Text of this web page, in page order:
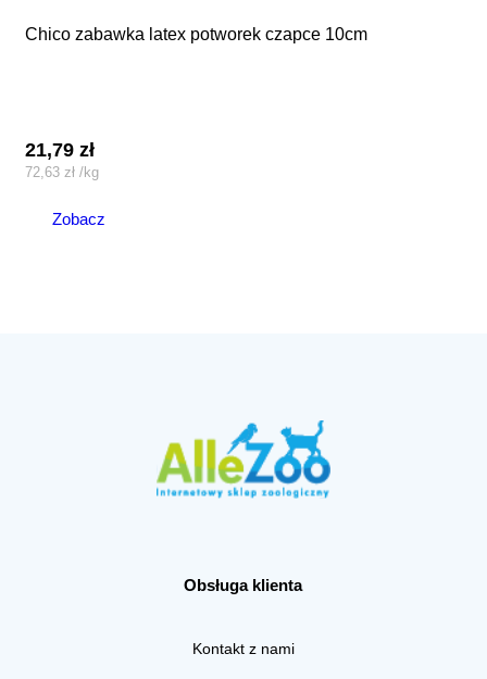
chico zabawka latex potworek czapce 10cm
21,79zł
72,63 zł /kg
Zobacz
Obsługa klienta
Kontakt z nami